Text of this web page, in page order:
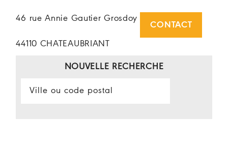
46 rue Annie Gautier Grosdoy
44110 CHATEAUBRIANT
CONTACT
NOUVELLE RECHERCHE